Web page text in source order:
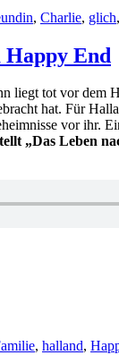
, Charlie, glich,
Happy End
liegt tot vor dem
hat. Für
vor ihr.
„Das Leben
, halland,